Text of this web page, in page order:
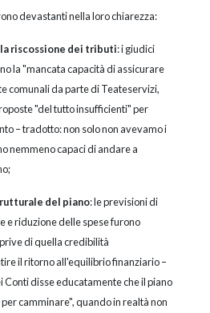
devastanti nella loro chiarezza:
riscossione dei tributi: i giudici
la "mancata capacità di assicurare
comunali da parte di Teateservizi,
"del tutto insufficienti" per
– tradotto: non solo non avevamo i
nemmeno capaci di andare a
del piano: le previsioni di
e riduzione delle spese furono
di quella credibilità
il ritorno all'equilibrio finanziario –
Conti disse educatamente che il piano
camminare", quando in realtà non